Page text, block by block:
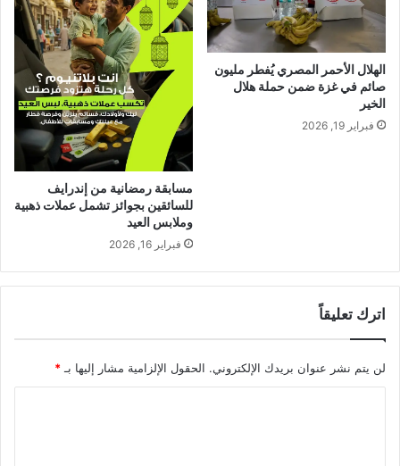
الهلال الأحمر المصري يُفطر مليون
صائم في غزة ضمن حملة هلال
الخير
فبراير 19, 2026
مسابقة رمضانية من إندرايف
للسائقين بجوائز تشمل عملات ذهبية
وملابس العيد
فبراير 16, 2026
اترك تعليقاً
لن يتم نشر عنوان بريدك الإلكتروني. الحقول الإلزامية مشار إليها بـ *